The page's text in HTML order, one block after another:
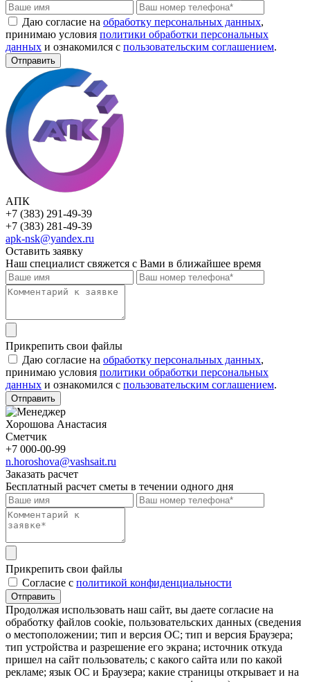
Даю согласие на обработку персональных данных,
принимаю условия политики обработки персональных
данных и ознакомился с пользовательским соглашением.
Отправить
АПК
+7 (383) 291-49-39
+7 (383) 281-49-39
apk-nsk@yandex.ru
Оставить заявку
Наш специалист свяжется с Вами в ближайшее время
Прикрепить свои файлы
Даю согласие на обработку персональных данных,
принимаю условия политики обработки персональных
данных и ознакомился с пользовательским соглашением.
Отправить
Хорошова Анастасия
Сметчик
+7 000-00-99
n.horoshova@vashsait.ru
Заказать расчет
Бесплатный расчет сметы в течении одного дня
Прикрепить свои файлы
Cогласие с политикой конфиденциальности
Отправить
Продолжая использовать наш сайт, вы даете согласие на
обработку файлов cookie, пользовательских данных (сведения
о местоположении; тип и версия ОС; тип и версия Браузера;
тип устройства и разрешение его экрана; источник откуда
пришел на сайт пользователь; с какого сайта или по какой
рекламе; язык ОС и Браузера; какие страницы открывает и на